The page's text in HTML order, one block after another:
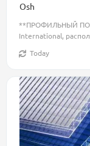
Osh
**ПРОФИЛЬНЫЙ
International,
Today